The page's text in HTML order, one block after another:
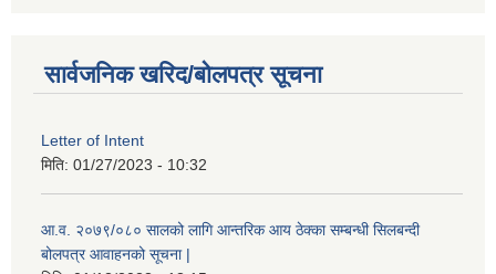
सार्वजनिक खरिद/बोलपत्र सूचना
Letter of Intent
मिति: 01/27/2023 - 10:32
आ.व. २०७९/०८० सालको लागि आन्तरिक आय ठेक्का सम्बन्धी सिलबन्दी
बोलपत्र आवाहनको सूचना |